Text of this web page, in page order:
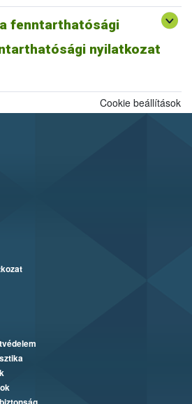
fenntarthatósági
nyilatkozat
nyilatkozatnak minősül a
ahogyan egy ISCC farm nyilatkozat is,
rendszer szerinti fenntarthatósági
Cookie beállítások